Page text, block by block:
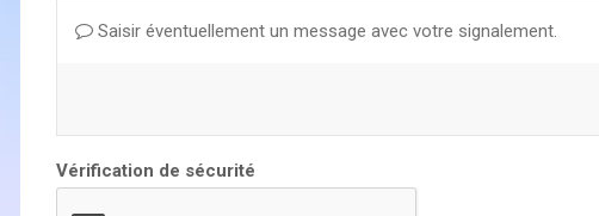
Saisir éventuellement un message avec votre signalement.
Vérification de sécurité